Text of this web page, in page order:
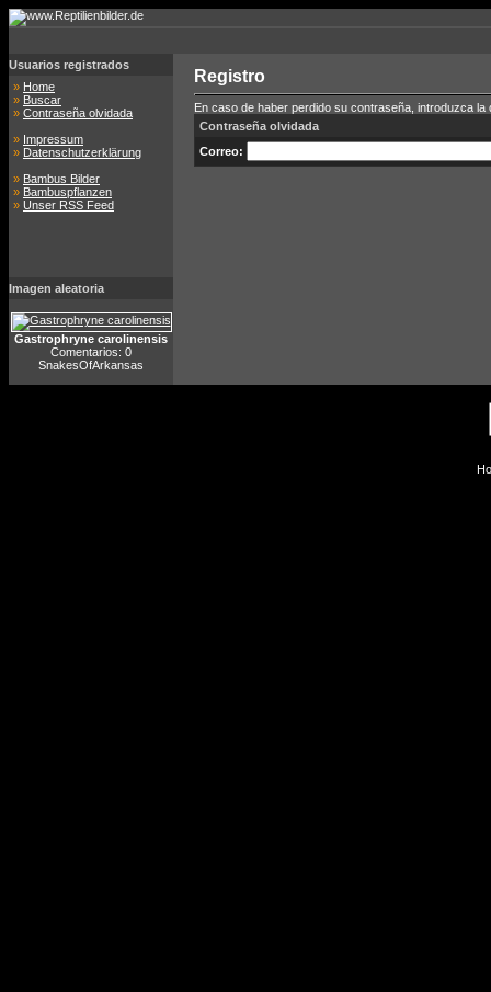
Usuarios registrados
» Home
» Buscar
» Contraseña olvidada
» Impressum
» Datenschutzerklärung
» Bambus Bilder
» Bambuspflanzen
» Unser RSS Feed
Imagen aleatoria
Gastrophryne carolinensis
Comentarios: 0
SnakesOfArkansas
Registro
En caso de haber perdido su contraseña, introduzca
Contraseña olvidada
Correo: